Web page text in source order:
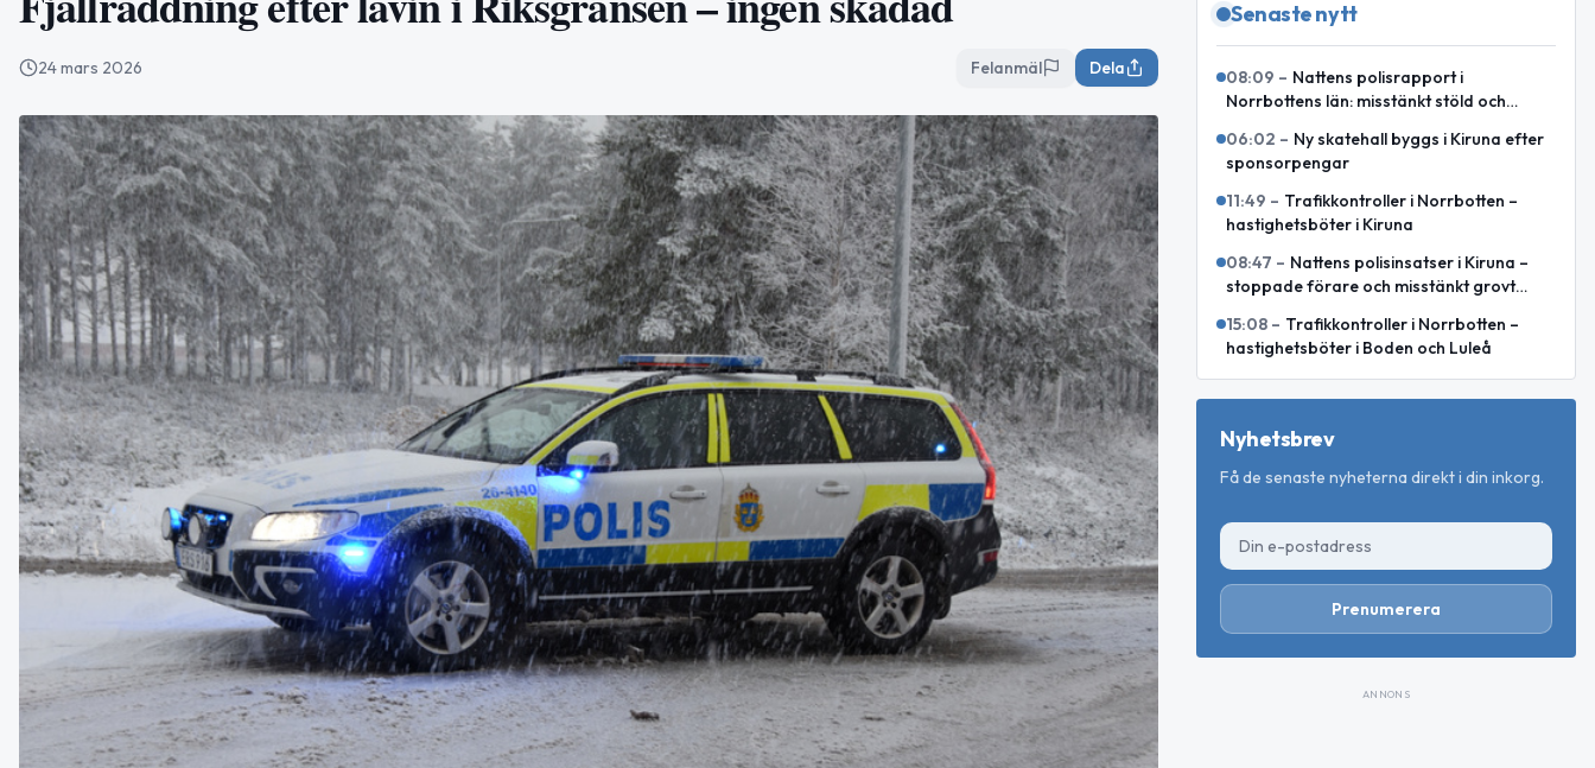
24 mars 2026 Felanmäl Dela
Senaste nytt
08:09 – Nattens polisrapport i
Norrbottens län: misstänkt stöld och
06:02 – Ny skatehall byggs i Kiruna efter
sponsorpengar
11:49 – Trafikkontroller i Norrbotten –
hastighetsböter i Kiruna
08:47 – Nattens polisinsatser i Kiruna –
stoppade förare och misstänkt grovt
15:08 – Trafikkontroller i Norrbotten –
hastighetsböter i Boden och Luleå
Nyhetsbrev
Få de senaste nyheterna direkt i din inkorg.
Prenumerera
ANNONS